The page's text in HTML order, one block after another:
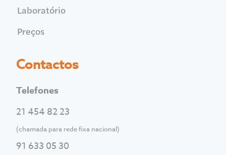
Laboratório
Preços
Contactos
Telefones
21 454 82 23
(chamada para rede fixa nacional)
91 633 05 30